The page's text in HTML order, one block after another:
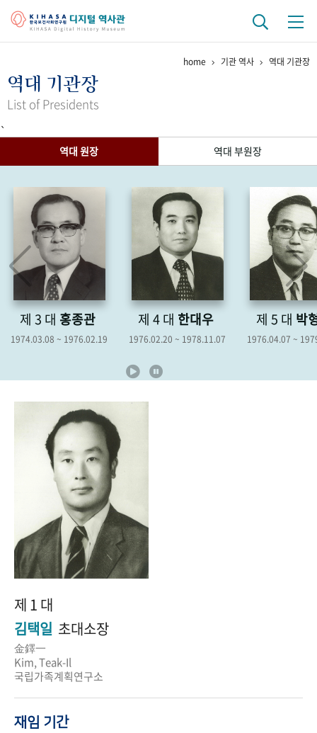
걸어온 길 기관 변천사
연구 역사
정책과 연구 키워드로 보는 연구 역사
연구자들
기록물 아카이브
사진 아카이브 문서 기록물 행정박물 영상 기록물
50+1주년 기념
성과 50선 숫자로 보는 50년 50 +1주년 광장
세계와 함께 한 KIHASA
home 기관 역사 역대 기관장
역대 기관장
List of Presidents
`
역대 원장
역대 부원장
종관 제 4 대 한대우
1976.02.20 ~ 1978.11.07
제 5 대 박형종
1976.04.07 ~ 1979.04.06
제 1 대
김택일 초대소장
金鐸一
Kim, Teak-Il
국립가족계획연구소
재임 기간